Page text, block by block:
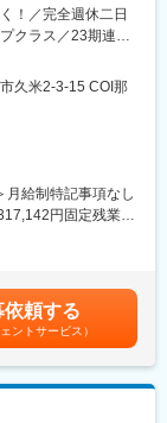
発以上の不発弾、
の実績を挙げ、災
！／完全週休二日
クラス／23期連続
グによる土地活用
改善まで一連の業
のため、市場をゼ
まえ、駐車場とし
久米2-3-15 COI那
月給制特記事項なし
円固定残業手
年1回（4月）※前
の金額であり、選
額)は固定手当を含
依頼する
ントサービス）